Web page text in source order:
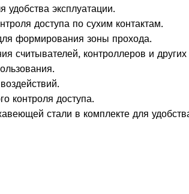
удобства эксплуатации.
доступа по сухим контактам.
формирования зоны прохода.
считывателей, контроллеров и других
контроля доступа.
стали в комплекте для